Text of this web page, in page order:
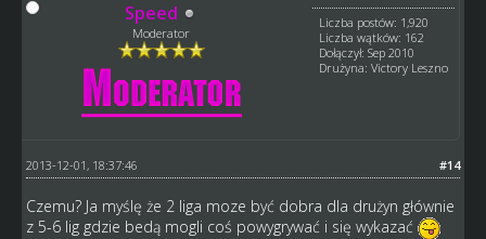
Speed
Moderator
Liczba postów: 1,920
Liczba wątków: 162
Dołączył: Sep 2010
Drużyna: Victory Leszno
#14
2013-12-01, 18:37:46
Czemu? Ja myślę że 2 liga moze być dobra dla drużyn głównie
z 5-6 lig gdzie bedą mogli coś powygrywać i się wykazać